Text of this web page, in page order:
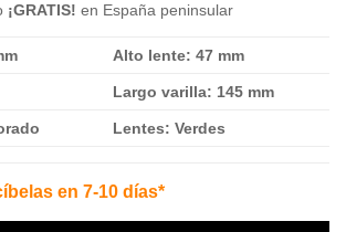
¡GRATIS! en España peninsular
Alto lente: 47 mm
Largo varilla: 145 mm
Lentes: Verdes
en 7-10 días*